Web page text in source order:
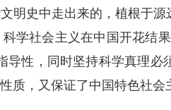
明史中走出来的，植根于
学社会主义在中国开花结
性，同时坚持科学真理必
质，又保证了中国特色社会